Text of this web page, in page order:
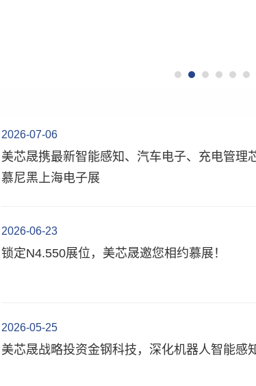
2026-07-06
美芯晟携最新智能感知、汽车电子、充电管理
慕尼黑上海电子展
2026-06-23
锁定N4.550展位，美芯晟邀您相约慕展！
2026-05-25
美芯晟战略投资金钢科技，深化机器人智能感